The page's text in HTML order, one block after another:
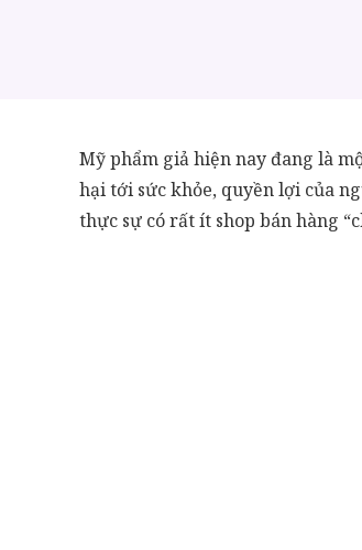
Mỹ phẩm giả hiện nay đang là
hại tới sức khỏe, quyền lợi của
thực sự có rất ít shop bán hàng